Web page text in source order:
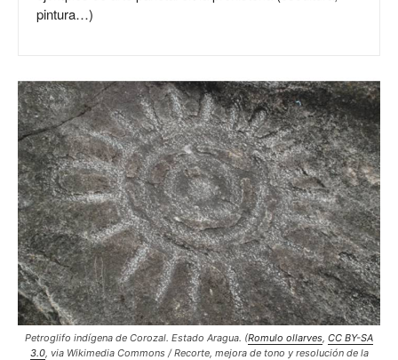
pintura…)
Petroglifo indígena de Corozal. Estado Aragua. (Romulo ollarves, CC BY-SA
3.0, via Wikimedia Commons / Recorte, mejora de tono y resolución de la